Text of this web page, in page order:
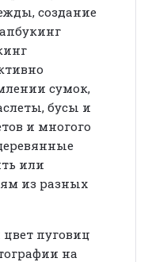
создание
сумок,
бусы и
и многого
или
из разных
пуговиц
на